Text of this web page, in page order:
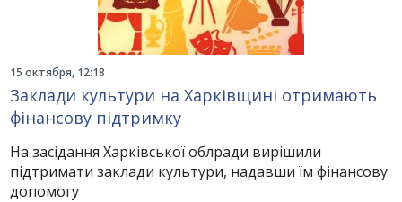
15 октября, 12:18
Заклади культури на Харківщині отримають
фінансову підтримку
На засідання Харківської облради вирішили
підтримати заклади культури, надавши їм фінансову
допомогу